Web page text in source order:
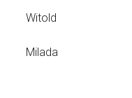
Witold
Milada